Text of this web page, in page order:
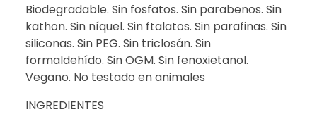
Biodegradable. Sin fosfatos. Sin parabenos. Sin
kathon. Sin níquel. Sin ftalatos. Sin parafinas. Sin
siliconas. Sin PEG. Sin triclosán. Sin
formaldehído. Sin OGM. Sin fenoxietanol.
Vegano. No testado en animales
INGREDIENTES